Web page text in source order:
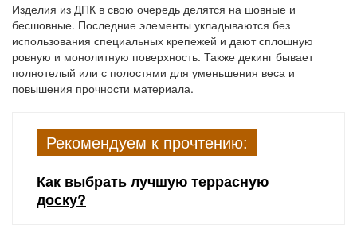
Изделия из ДПК в свою очередь делятся на шовные и
бесшовные. Последние элементы укладываются без
использования специальных крепежей и дают сплошную
ровную и монолитную поверхность. Также декинг бывает
полнотелый или с полостями для уменьшения веса и
повышения прочности материала.
Рекомендуем к прочтению:
Как выбрать лучшую террасную
доску?